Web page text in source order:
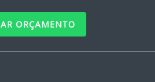
ORÇAMENTO